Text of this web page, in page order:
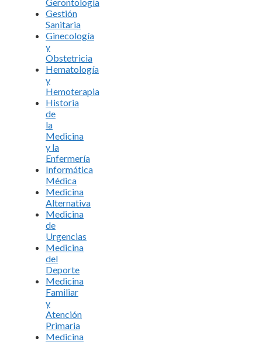
Gestión
Sanitaria
Ginecología
y
Obstetricia
Hematología
y
Hemoterapia
Historia
de
la
Medicina
y la
Enfermería
Informática
Médica
Medicina
Alternativa
Medicina
de
Urgencias
Medicina
del
Deporte
Medicina
Familiar
y
Atención
Primaria
Medicina